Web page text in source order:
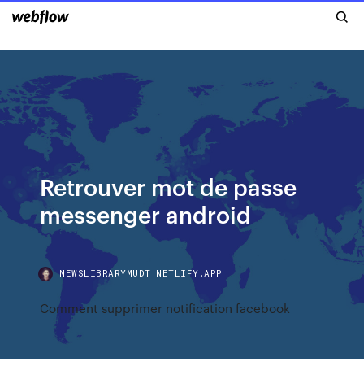
Retrouver mot de passe
messenger android
NEWSLIBRARYMUDT.NETLIFY.APP
Comment supprimer notification facebook